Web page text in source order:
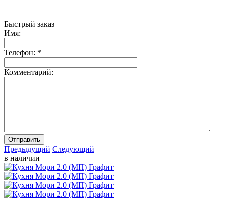
Быстрый заказ
Имя:
Телефон: *
Комментарий:
Отправить
Предыдущий Следующий
в наличии